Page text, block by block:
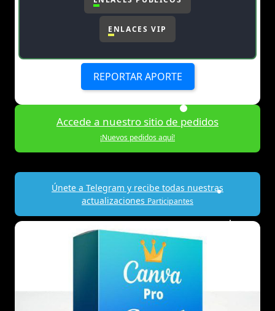
ENLACES VIP
REPORTAR APORTE
Accede a nuestro sitio de pedidos
¡Nuevos pedidos aquí!
Únete a Telegram y recibe todas nuestras
actualizaciones Participantes